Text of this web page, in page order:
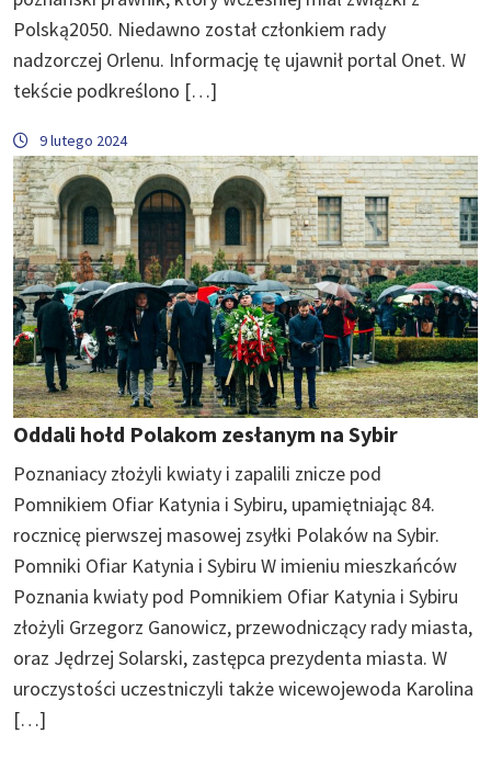
Polską2050. Niedawno został członkiem rady
nadzorczej Orlenu. Informację tę ujawnił portal Onet. W
tekście podkreślono […]
9 lutego 2024
Oddali hołd Polakom zesłanym na Sybir
Poznaniacy złożyli kwiaty i zapalili znicze pod
Pomnikiem Ofiar Katynia i Sybiru, upamiętniając 84.
rocznicę pierwszej masowej zsyłki Polaków na Sybir.
Pomniki Ofiar Katynia i Sybiru W imieniu mieszkańców
Poznania kwiaty pod Pomnikiem Ofiar Katynia i Sybiru
złożyli Grzegorz Ganowicz, przewodniczący rady miasta,
oraz Jędrzej Solarski, zastępca prezydenta miasta. W
uroczystości uczestniczyli także wicewojewoda Karolina
[…]